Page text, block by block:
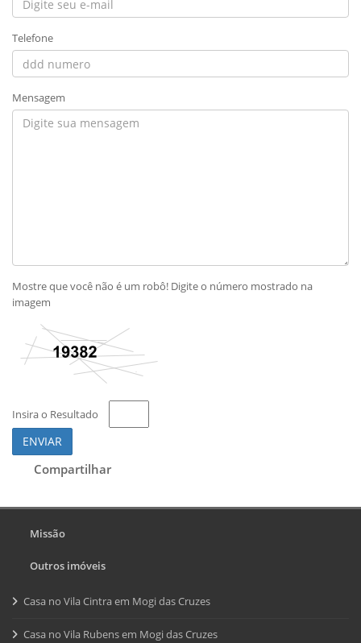
Telefone
Mensagem
Mostre que você não é um robô! Digite o número mostrado na
imagem
Insira o Resultado
ENVIAR
Compartilhar
Missão
Outros imóveis
Casa no Vila Cintra em Mogi das Cruzes
Casa no Vila Rubens em Mogi das Cruzes